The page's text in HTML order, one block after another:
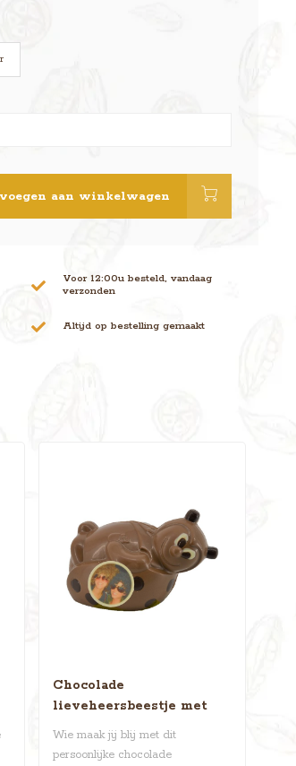
aan winkelwagen
Voor 12:00u besteld, vandaag
verzonden
Altijd op bestelling gemaakt
Chocolade
lieveheersbeestje met
foto
Wie maak jij blij met dit
persoonlijke chocolade